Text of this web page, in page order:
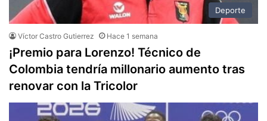
Deporte
Víctor Castro Gutierrez Hace 1 semana
¡Premio para Lorenzo! Técnico de
Colombia tendría millonario aumento tras
renovar con la Tricolor